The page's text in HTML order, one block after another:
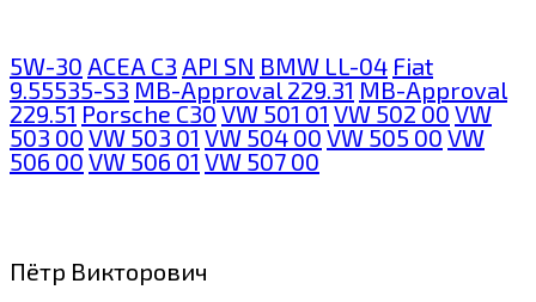
5W-30 ACEA C3 API SN BMW LL-04 Fiat
9.55535-S3 MB-Approval 229.31 MB-Approval
229.51 Porsche C30 VW 501 01 VW 502 00 VW
503 00 VW 503 01 VW 504 00 VW 505 00 VW
506 00 VW 506 01 VW 507 00
Пётр Викторович